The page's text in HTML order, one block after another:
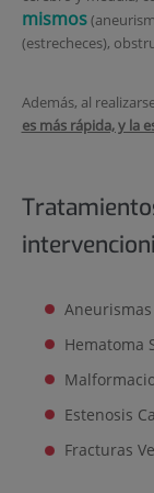
mismos
(estrecheces),
Además, al
es más rápida, y la
Hematoma
Estenosis
Fracturas